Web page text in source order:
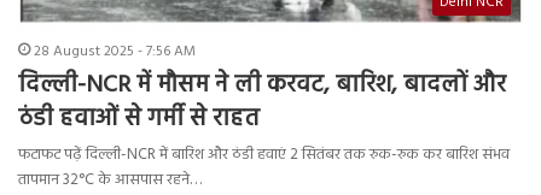
28 August 2025 - 7:56 AM
दिल्ली-NCR में मौसम ने ली करवट, बारिश, बादलों और
ठंडी हवाओं से गर्मी से राहत
फटाफट पढ़ें दिल्ली-NCR में बारिश और ठंडी हवाएं 2 सितंबर तक रुक-रुक कर बारिश संभव
तापमान 32°C के आसपास रहने…